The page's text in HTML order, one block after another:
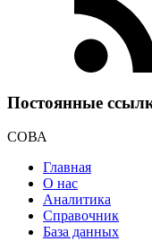
Постоянные
СОВА
Главная
О нас
Аналитика
Справочник
База данных